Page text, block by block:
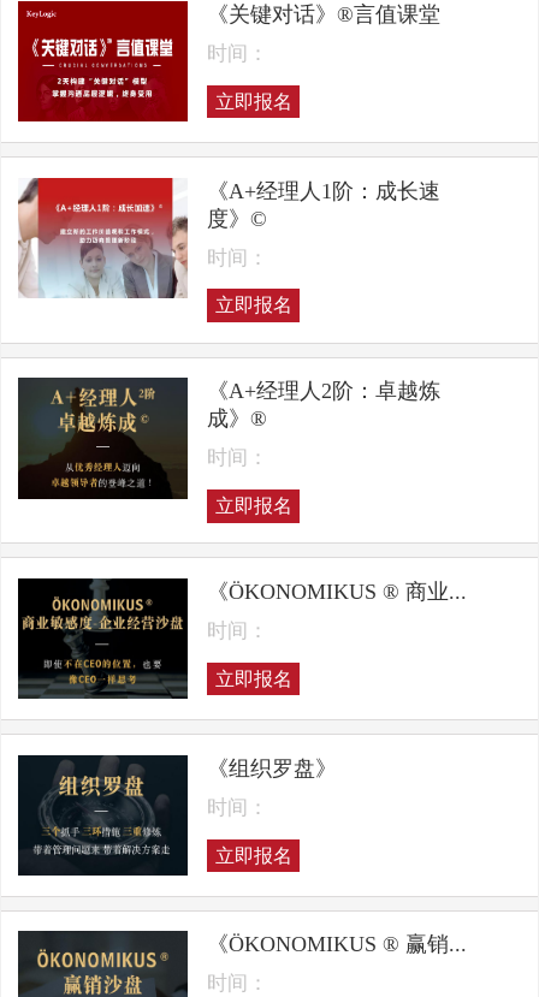
《关键对话》®言值课堂
时间：
立即报名
《A+经理人1阶：成长速
度》©
时间：
立即报名
《A+经理人2阶：卓越炼
成》®
时间：
立即报名
《ÖKONOMIKUS ® 商业...
时间：
立即报名
《组织罗盘》
时间：
立即报名
《ÖKONOMIKUS ® 赢销...
时间：